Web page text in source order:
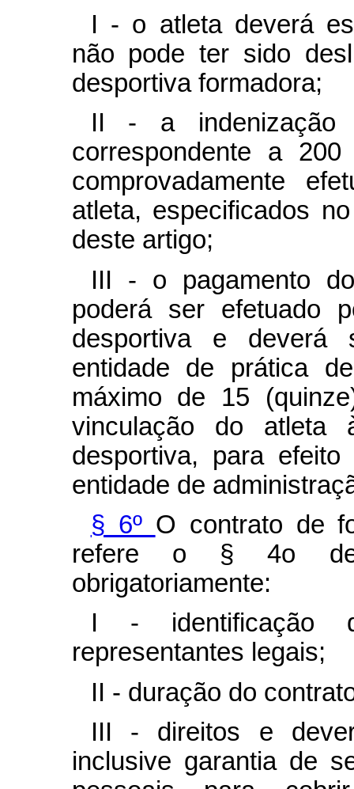
I - o atleta deverá
não pode ter sido
desportiva formadora;
II - a indenização
correspondente a
comprovadamente
atleta, especificados
deste artigo;
III - o pagamento
poderá ser efetuado
desportiva e deverá
entidade de prática
máximo de 15
vinculação do atleta
desportiva, para
entidade de
§ 6º O contrato de
refere o § 4o
obrigatoriamente:
I - identificação
representantes legais;
II - duração do
III - direitos e
inclusive garantia de